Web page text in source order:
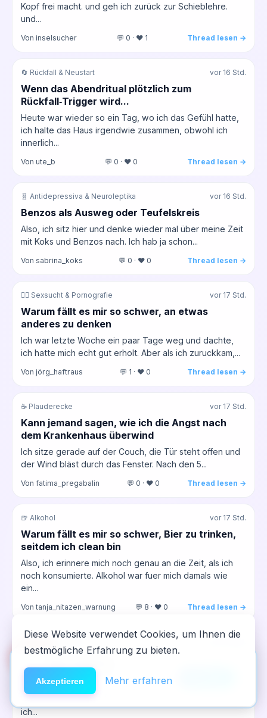
Kopf frei macht. und geh ich zurück zur Schieblehre.
und...
Von inselsucher 💬 0 · ❤️ 1 Thread lesen →
🔄 Rückfall & Neustart vor 16 Std.
Wenn das Abendritual plötzlich zum
Rückfall‑Trigger wird...
Heute war wieder so ein Tag, wo ich das Gefühl hatte,
ich halte das Haus irgendwie zusammen, obwohl ich
innerlich...
Von ute_b 💬 0 · ❤️ 0 Thread lesen →
🧬 Antidepressiva & Neuroleptika vor 16 Std.
Benzos als Ausweg oder Teufelskreis
Also, ich sitz hier und denke wieder mal über meine Zeit
mit Koks und Benzos nach. Ich hab ja schon...
Von sabrina_koks 💬 0 · ❤️ 0 Thread lesen →
❤️‍🔥 Sexsucht & Pornografie vor 17 Std.
Warum fällt es mir so schwer, an etwas
anderes zu denken
Ich war letzte Woche ein paar Tage weg und dachte,
ich hatte mich echt gut erholt. Aber als ich zuruckkam,...
Von jörg_haftraus 💬 1 · ❤️ 0 Thread lesen →
☕ Plauderecke vor 17 Std.
Kann jemand sagen, wie ich die Angst nach
dem Krankenhaus überwind
Ich sitze gerade auf der Couch, die Tür steht offen und
der Wind bläst durch das Fenster. Nach den 5...
Von fatima_pregabalin 💬 0 · ❤️ 0 Thread lesen →
🍺 Alkohol vor 17 Std.
Warum fällt es mir so schwer, Bier zu trinken,
seitdem ich clean bin
Also, ich erinnere mich noch genau an die Zeit, als ich
noch konsumierte. Alkohol war fuer mich damals wie
ein...
Von tanja_nitazen_warnung 💬 8 · ❤️ 0 Thread lesen →
GHB‑Abend im Club – war das ein Auslöser für
mich
Letzten Freitag war ich mit ein paar BWL‑Komilitonen in
ich...
🆘Hilfe
NeelixberliN auf dem Homescreen —
wie eine echte App.
Diese Website verwendet Cookies, um Ihnen die
bestmögliche Erfahrung zu bieten.
Akzeptieren Mehr erfahren